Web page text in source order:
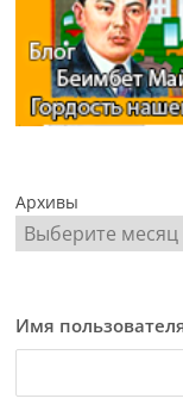
Архивы
Имя